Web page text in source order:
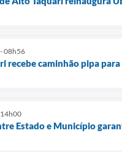
08h56
recebe caminhão pipa
14h00
Estado e Município